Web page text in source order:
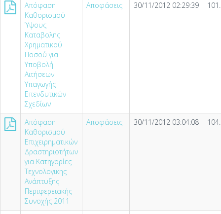
Απόφαση
Καθορισμού
Ύψους
Καταβολής
Χρηματικού
Ποσού για
Υποβολή
Αιτήσεων
Υπαγωγής
Επενδυτικών
Σχεδίων
Αποφάσεις 30/11/2012 02:29:39
Απόφαση
Καθορισμού
Επιχειρηματικών
Δραστηριοτήτων
για Κατηγορίες
Τεχνολογικης
Ανάπτυξης
Περιφερειακής
Συνοχής 2011
Αποφάσεις 30/11/2012 03:04:08